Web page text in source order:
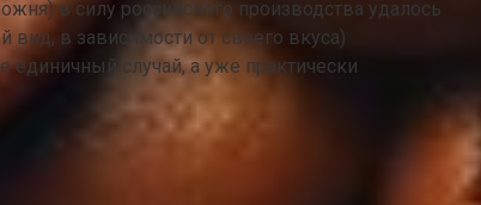
в силу российского производства удалось
в зависимости от своего вкуса)
единичный случай, а уже практически